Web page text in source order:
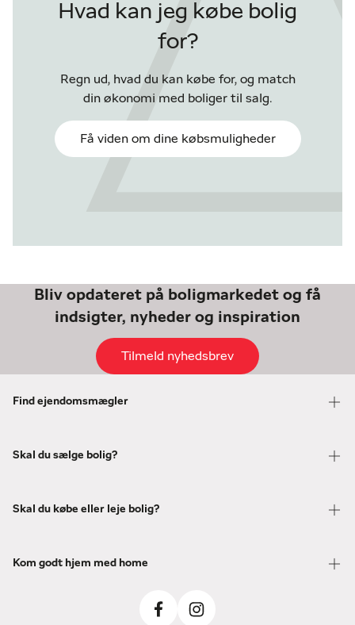
Hvad kan jeg købe bolig
for?
Regn ud, hvad du kan købe for, og match
din økonomi med boliger til salg.
Få viden om dine købsmuligheder
Bliv opdateret på boligmarkedet og få
indsigter, nyheder og inspiration
Tilmeld nyhedsbrev
Find ejendomsmægler
Skal du sælge bolig?
Skal du købe eller leje bolig?
Kom godt hjem med home